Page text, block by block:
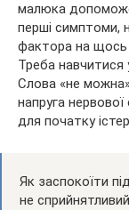
малюка
перші симптоми,
фактора на щось
Треба навчитися
Слова «не можна»
напруга
для початку
Як заспокоїти
не